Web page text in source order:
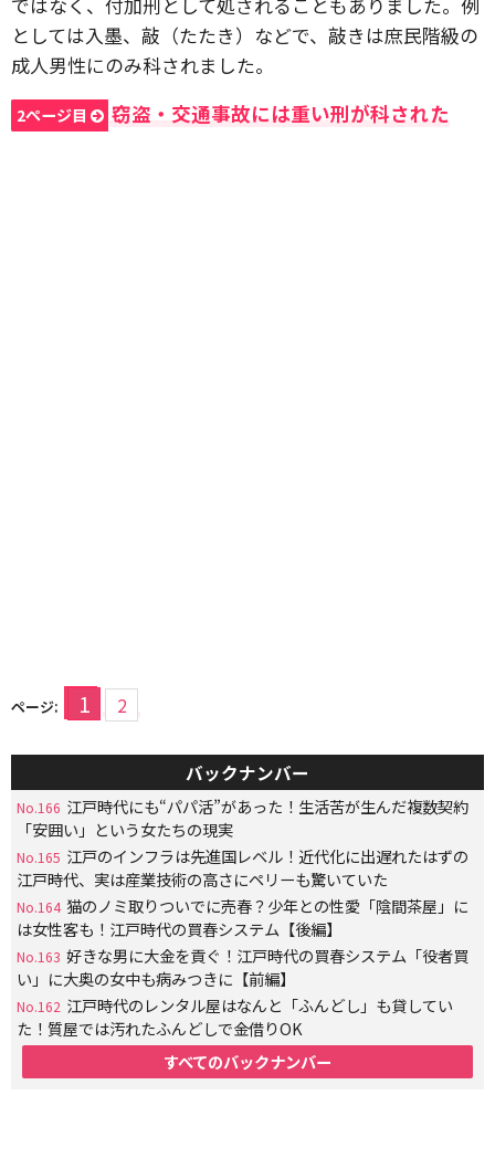
としては入墨、敲（たたき）などで、敲きは庶民階級の
成人男性にのみ科されました。
2ページ目 窃盗・交通事故には重い刑が科された
ページ: 1 2
バックナンバー
No.166 江戸時代にも“パパ活”があった！生活苦が生んだ複数契約
「安囲い」という女たちの現実
No.165 江戸のインフラは先進国レベル！近代化に出遅れたはずの
江戸時代、実は産業技術の高さにペリーも驚いていた
No.164 猫のノミ取りついでに売春？少年との性愛「陰間茶屋」に
は女性客も！江戸時代の買春システム【後編】
No.163 好きな男に大金を貢ぐ！江戸時代の買春システム「役者買
い」に大奥の女中も病みつきに【前編】
No.162 江戸時代のレンタル屋はなんと「ふんどし」も貸してい
た！質屋では汚れたふんどしで金借りOK
すべてのバックナンバー